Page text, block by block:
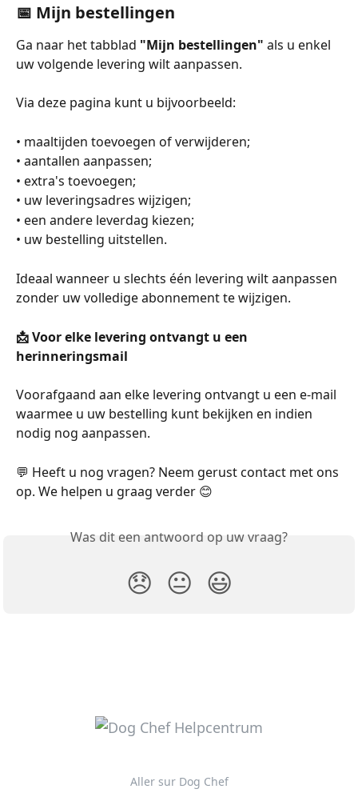
📅 Mijn bestellingen
Ga naar het tabblad "Mijn bestellingen" als u enkel
uw volgende levering wilt aanpassen.
Via deze pagina kunt u bijvoorbeeld:
• maaltijden toevoegen of verwijderen;
• aantallen aanpassen;
• extra's toevoegen;
• uw leveringsadres wijzigen;
• een andere leverdag kiezen;
• uw bestelling uitstellen.
Ideaal wanneer u slechts één levering wilt aanpassen
zonder uw volledige abonnement te wijzigen.
📩 Voor elke levering ontvangt u een
herinneringsmail
Voorafgaand aan elke levering ontvangt u een e-mail
waarmee u uw bestelling kunt bekijken en indien
nodig nog aanpassen.
💬 Heeft u nog vragen? Neem gerust contact met ons
op. We helpen u graag verder 😊
Was dit een antwoord op uw vraag?
😞 😐 😃
Aller sur Dog Chef